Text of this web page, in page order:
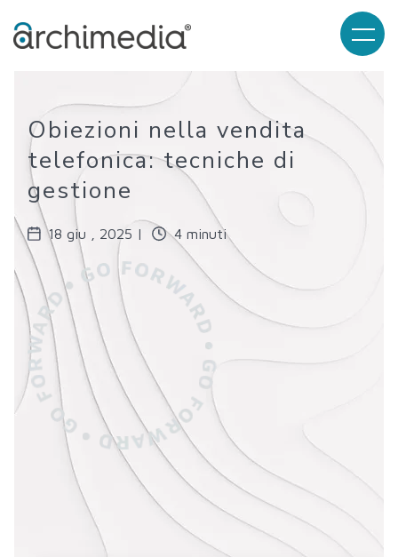
Obiezioni nella vendita
telefonica: tecniche di
gestione
18 giu , 2025 | 4 minuti